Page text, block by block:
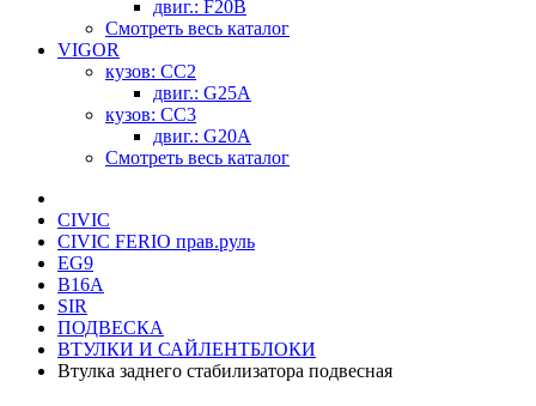
двиг.: F20B
Смотреть весь каталог
VIGOR
кузов: CC2
двиг.: G25A
кузов: CC3
двиг.: G20A
Смотреть весь каталог
CIVIC
CIVIC FERIO прав.руль
EG9
B16A
SIR
ПОДВЕСКА
ВТУЛКИ И САЙЛЕНТБЛОКИ
Втулка заднего стабилизатора подвесная